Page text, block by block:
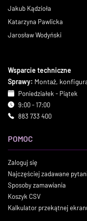
Jakub Kądzioła
Katarzyna Pawlicka
Jarosław Wodyński
Wsparcie techniczne
Sprawy: Montaż,
Poniedziałek - Piątek
9:00 - 17:00
883 733 400
POMOC
Zaloguj się
Najczęściej zadawane
Sposoby zamawiania
Koszyk CSV
Kalkulator przekątnej